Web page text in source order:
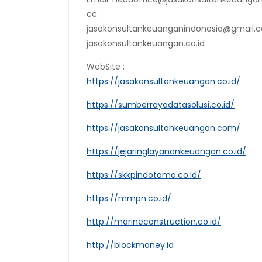
cc:
jasakonsultankeuangan.co.id
WebSite :
https://jasakonsultankeuangan.co.id/
https://sumberrayadatasolusi.co.id/
https://jasakonsultankeuangan.com/
https://jejaringlayanankeuangan.co.id/
https://skkpindotama.co.id/
https://mmpn.co.id/
http://marineconstruction.co.id/
http://blockmoney.id